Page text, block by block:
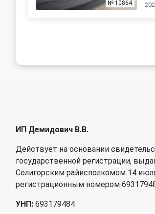
№ 10864
ИП Демидович В.В.
Действует на основании
государственной регистрации,
Солигорским райисполкомом 14
регистрационным номером
УНП: 693179484